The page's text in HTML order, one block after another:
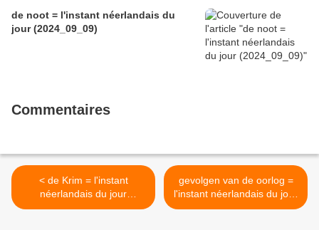
de noot = l'instant néerlandais du
jour (2024_09_09)
Commentaires
< de Krim = l'instant
néerlandais du jour
(2022_03_03)
gevolgen van de oorlog =
l'instant néerlandais du jour
(2022_03_07) >